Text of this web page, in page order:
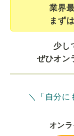
業界
まず
少し
ぜひオン
＼「自分
オン